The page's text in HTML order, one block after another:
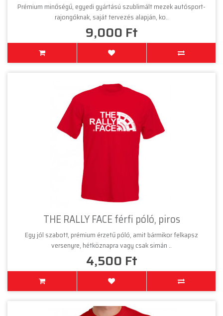
Prémium minőségű, egyedi gyártású szublimált mezek autósport-
rajongóknak, saját tervezés alapján, ko..
9,000 Ft
THE RALLY FACE férfi póló, piros
Egy jól szabott, prémium érzetű póló, amit bármikor felkapsz
versenyre, hétköznapra vagy csak simán ..
4,500 Ft